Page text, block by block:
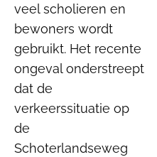
veel scholieren en
bewoners wordt
gebruikt. Het recente
ongeval onderstreept
dat de
verkeerssituatie op
de
Schoterlandseweg